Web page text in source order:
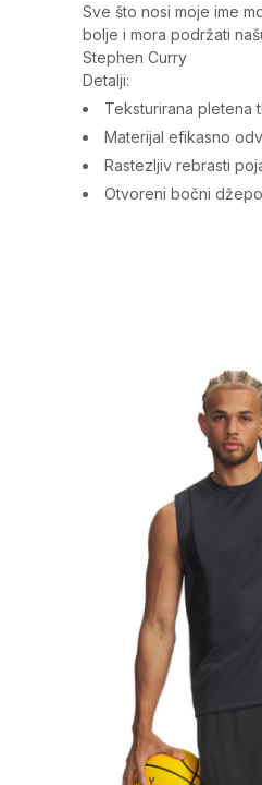
Sve što nosi moje ime
bolje i mora podržati
Stephen Curry
Detalji:
Teksturirana pletena
Materijal efikasno
Rastezljiv rebrasti
Otvoreni bočni